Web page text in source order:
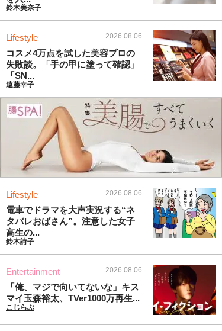
鈴木美奈子
Lifestyle 2026.08.06
コスメ4万点を試した美容プロの
失敗談。「手の甲に塗って確認」
「SN...
遠藤幸子
Lifestyle 2026.08.06
電車でドラマを大声実況する“ネ
タバレおばさん”。注意した女子
高生の...
鈴木詩子
Entertainment 2026.08.06
「俺、マジで向いてないな」キス
マイ玉森裕太、TVer1000万再生...
こじらぶ